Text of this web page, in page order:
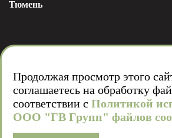
Тюмень
Мы в соц. сетях
Продолжая просмотр этого
соглашаетесь на обработку
соответствии с Политикой
ООО "ГВ Групп" файлов